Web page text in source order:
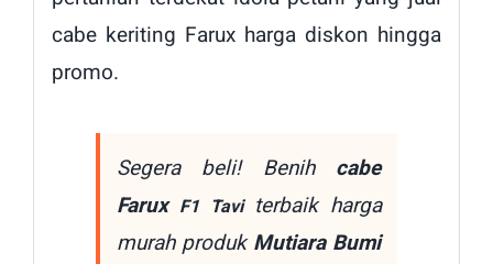
cabe keriting Farux harga diskon hingga
promo.
Segera beli! Benih cabe
Farux F1 Taviterbaik harga
murah produkMutiara Bumi